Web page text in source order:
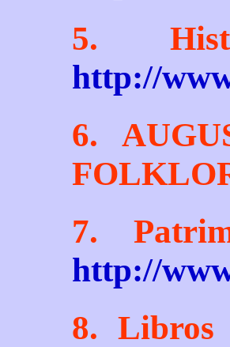
5.
http://
6.
7.
http://
8. Libros